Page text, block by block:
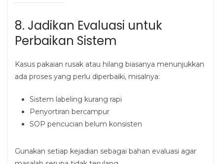
8. Jadikan Evaluasi untuk
Perbaikan Sistem
Kasus pakaian rusak atau hilang biasanya menunjukkan
ada proses yang perlu diperbaiki, misalnya:
Sistem labeling kurang rapi
Penyortiran bercampur
SOP pencucian belum konsisten
Gunakan setiap kejadian sebagai bahan evaluasi agar